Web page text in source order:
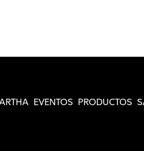
EVENTOS PRODUCTOS